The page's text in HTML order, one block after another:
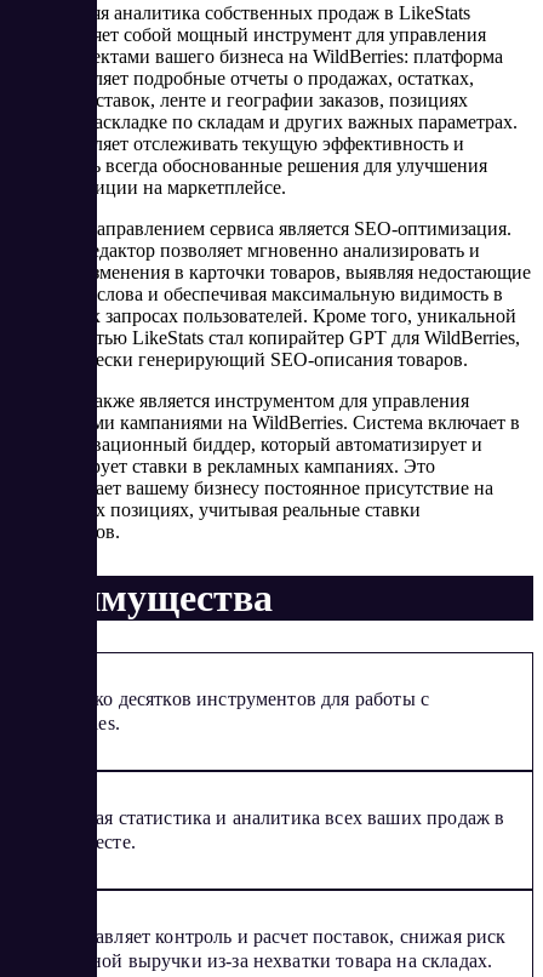
Внутренняя аналитика собственных продаж в LikeStats
представляет собой мощный инструмент для управления
всеми аспектами вашего бизнеса на WildBerries: платформа
предоставляет подробные отчеты о продажах, остатках,
статусе поставок, ленте и географии заказов, позициях
товаров, раскладке по складам и других важных параметрах.
Это позволяет отслеживать текущую эффективность и
принимать всегда обоснованные решения для улучшения
вашей позиции на маркетплейсе.
Важным направлением сервиса является SEO-оптимизация.
Онлайн-редактор позволяет мгновенно анализировать и
вносить изменения в карточки товаров, выявляя недостающие
ключевые слова и обеспечивая максимальную видимость в
поисковых запросах пользователей. Кроме того, уникальной
особенностью LikeStats стал копирайтер GPT для WildBerries,
автоматически генерирующий SEO-описания товаров.
LikeStats также является инструментом для управления
рекламными кампаниями на WildBerries. Система включает в
себя инновационный биддер, который автоматизирует и
оптимизирует ставки в рекламных кампаниях. Это
обеспечивает вашему бизнесу постоянное присутствие на
выбранных позициях, учитывая реальные ставки
конкурентов.
Преимущества
Несколько десятков инструментов для работы с
Wildberries.
Наглядная статистика и аналитика всех ваших продаж в
одном месте.
Предоставляет контроль и расчет поставок, снижая риск
упущенной выручки из-за нехватки товара на складах.